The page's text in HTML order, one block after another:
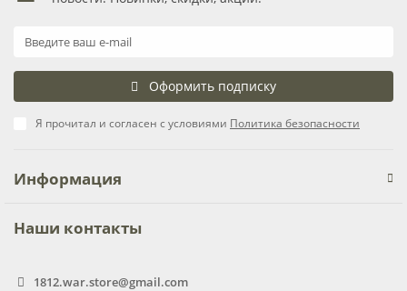
Оформить подписку
Я прочитал и согласен с условиями Политика безопасности
Информация
Наши контакты
1812.war.store@gmail.com